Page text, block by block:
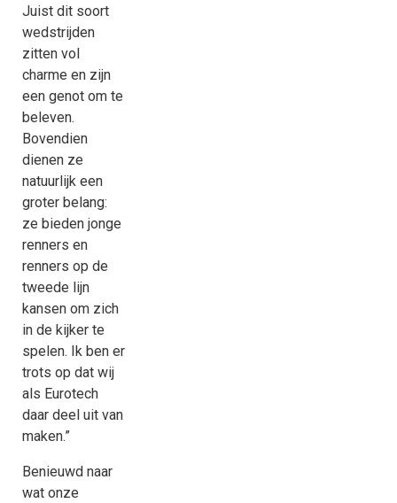
Juist dit soort
wedstrijden
zitten vol
charme en zijn
een genot om te
beleven.
Bovendien
dienen ze
natuurlijk een
groter belang:
ze bieden jonge
renners en
renners op de
tweede lijn
kansen om zich
in de kijker te
spelen. Ik ben er
trots op dat wij
als Eurotech
daar deel uit van
maken.”
Benieuwd naar
wat onze